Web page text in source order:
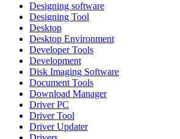
Designing software
Designing Tool
Desktop
Desktop Environment
Developer Tools
Development
Disk Imaging Software
Document Tools
Download Manager
Driver PC
Driver Tool
Driver Updater